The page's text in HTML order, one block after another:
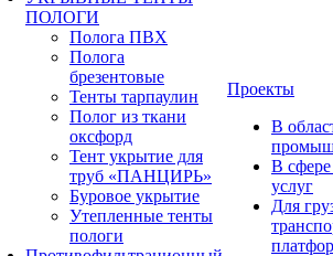
ПОЛОГИ
Полога ПВХ
Полога
брезентовые
Тенты тарпаулин
Полог из ткани
оксфорд
Тент укрытие для
труб «ПАНЦИРЬ»
Буровое укрытие
Утепленные тенты
пологи
Проекты
В
В сфере
услуг
Для